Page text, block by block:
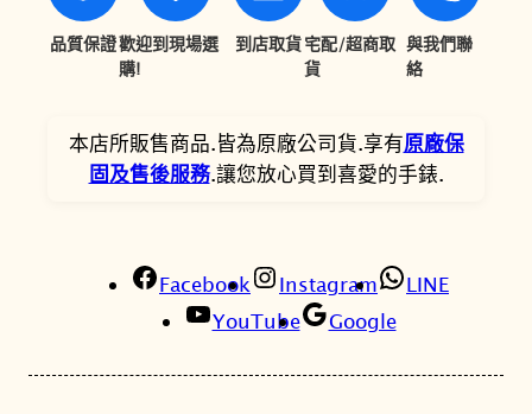
2
。
1
3
。
5
C
h
r
o
g
a
品質保證歡迎到現場選
購!
到店取貨宅配/超商取
貨
與我們聯
絡
本店所販售商品.皆為原廠公司貨.享有原廠保
固及售後服務.讓您放心買到喜愛的手錶.
Facebook Instagram
LINE
YouTube
Google